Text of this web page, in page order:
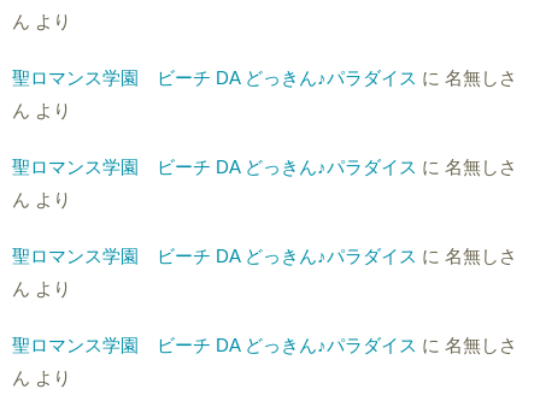
ん より
聖ロマンス学園 ビーチ DA どっきん♪パラダイス に 名無しさ
ん より
聖ロマンス学園 ビーチ DA どっきん♪パラダイス に 名無しさ
ん より
聖ロマンス学園 ビーチ DA どっきん♪パラダイス に 名無しさ
ん より
聖ロマンス学園 ビーチ DA どっきん♪パラダイス に 名無しさ
ん より